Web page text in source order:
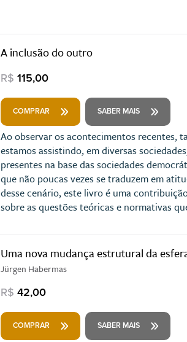
A inclusão do outro
R$ 115,00
COMPRAR SABER MAIS
Ao observar os acontecimentos recentes,
estamos assistindo, em diversas
presentes na base das sociedades
que não poucas vezes se traduzem em
desse cenário, este livro é uma
sobre as questões teóricas e normativas
Uma nova mudança estrutural da
Jürgen Habermas
R$ 42,00
COMPRAR SABER MAIS